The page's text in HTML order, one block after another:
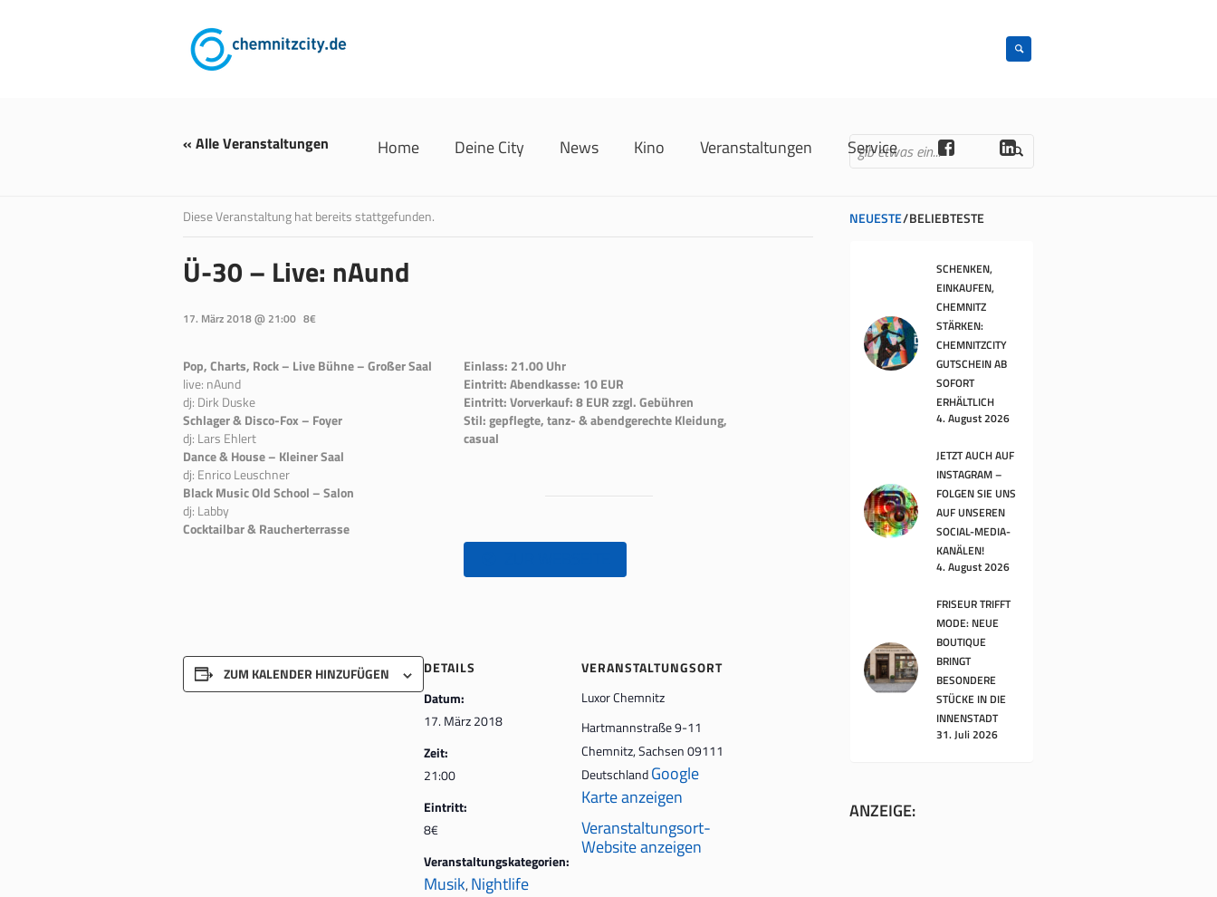
Home Deine City News Kino Veranstaltungen Service
« Alle Veranstaltungen
Diese Veranstaltung hat bereits stattgefunden.
Ü-30 – Live: nAund
17. März 2018 @ 21:00 8€
Pop, Charts, Rock – Live Bühne – Großer Saal
live: nAund
dj: Dirk Duske
Schlager & Disco-Fox – Foyer
dj: Lars Ehlert
Dance & House – Kleiner Saal
dj: Enrico Leuschner
Black Music Old School – Salon
dj: Labby
Cocktailbar & Raucherterrasse
Einlass: 21.00 Uhr
Eintritt: Abendkasse: 10 EUR
Eintritt: Vorverkauf: 8 EUR zzgl. Gebühren
Stil: gepflegte, tanz- & abendgerechte Kleidung,
casual
ZUM KALENDER HINZUFÜGEN
DETAILS
Datum:
17. März 2018
Zeit:
21:00
Eintritt:
8€
Veranstaltungskategorien:
Musik,Nightlife
VERANSTALTUNGSORT
Luxor Chemnitz
Hartmannstraße 9-11
Chemnitz,Sachsen09111
DeutschlandGoogle
Karte anzeigen
Veranstaltungsort-
Website anzeigen
NEUESTE BELIEBTESTE
SCHENKEN,
EINKAUFEN,
CHEMNITZ
STÄRKEN:
CHEMNITZCITY
GUTSCHEIN AB
SOFORT
ERHÄLTLICH
4. August 2026
JETZT AUCH AUF
INSTAGRAM –
FOLGEN SIE UNS
AUF UNSEREN
SOCIAL-MEDIA-
KANÄLEN!
4. August 2026
FRISEUR TRIFFT
MODE: NEUE
BOUTIQUE
BRINGT
BESONDERE
STÜCKE IN DIE
INNENSTADT
31. Juli 2026
ANZEIGE: